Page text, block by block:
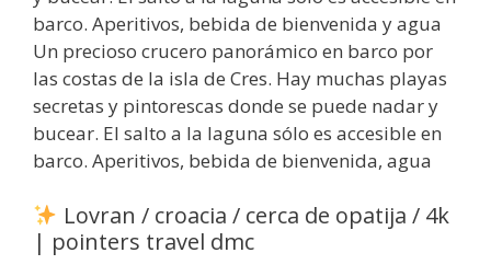
barco. Aperitivos, bebida de bienvenida y agua
Un precioso crucero panorámico en barco por
las costas de la isla de Cres. Hay muchas playas
secretas y pintorescas donde se puede nadar y
bucear. El salto a la laguna sólo es accesible en
barco. Aperitivos, bebida de bienvenida, agua
Lovran / croacia / cerca de opatija / 4k
| pointers travel dmc